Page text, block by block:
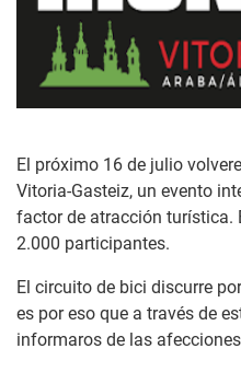
El próximo 16 de julio
Vitoria-Gasteiz, un evento
factor de atracción turística.
2.000 participantes.
El circuito de bici discurre
es por eso que a través de
informaros de las